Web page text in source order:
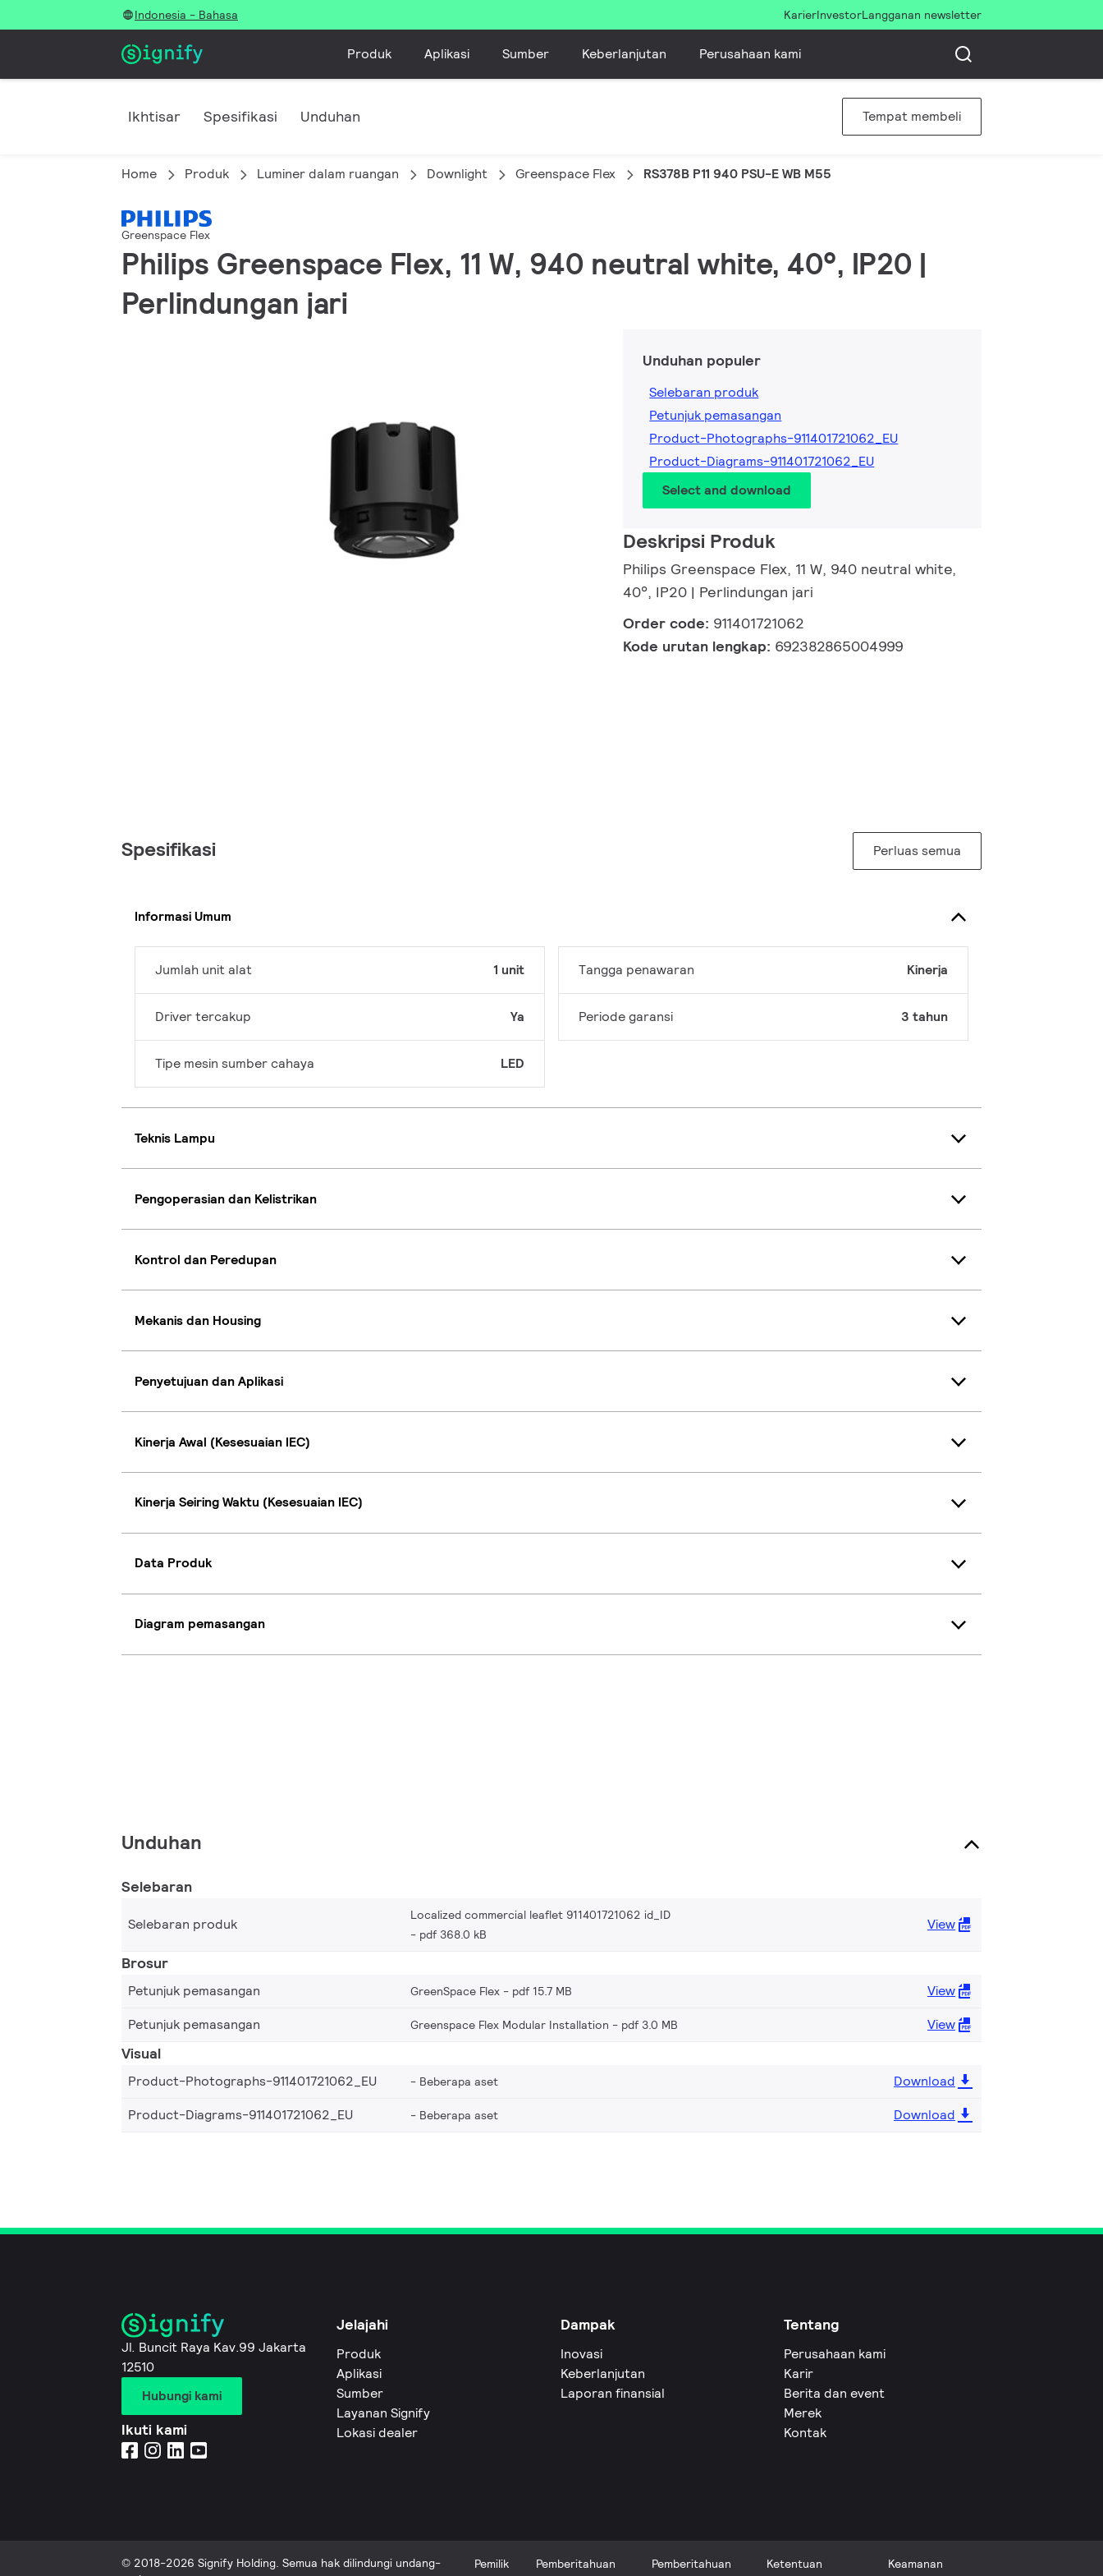
Indonesia - Bahasa KarierInvestorLangganan newsletter
Produk Aplikasi Sumber Keberlanjutan Perusahaan kami
Ikhtisar Spesifikasi Unduhan Tempat membeli
Home Produk Luminer dalam ruangan Downlight Greenspace Flex RS378B P11 940 PSU-E WB M55
Greenspace Flex
Philips Greenspace Flex, 11 W, 940 neutral white, 40°, IP20 |
Perlindungan jari
Unduhan populer
Selebaran produk
Petunjuk pemasangan
Product-Photographs-911401721062_EU
Product-Diagrams-911401721062_EU
Select and download
Deskripsi Produk
Philips Greenspace Flex, 11 W, 940 neutral white,
40°, IP20 | Perlindungan jari
Order code: 911401721062
Kode urutan lengkap: 692382865004999
Spesifikasi Perluas semua
Informasi Umum
Jumlah unit alat 1 unit
Driver tercakup Ya
Tipe mesin sumber cahaya LED
Tangga penawaran Kinerja
Periode garansi 3 tahun
Teknis Lampu
Pengoperasian dan Kelistrikan
Kontrol dan Peredupan
Mekanis dan Housing
Penyetujuan dan Aplikasi
Kinerja Awal (Kesesuaian IEC)
Kinerja Seiring Waktu (Kesesuaian IEC)
Data Produk
Diagram pemasangan
Unduhan
Selebaran
Selebaran produk
Localized commercial leaflet 911401721062 id_ID
pdf 368.0 kB
View
Brosur
Petunjuk pemasangan GreenSpace Flex pdf 15.7 MB
View
Petunjuk pemasangan
Greenspace Flex Modular Installation pdf 3.0 MB View
Visual
Product-Photographs-911401721062_EU Beberapa aset
Download
Product-Diagrams-911401721062_EU
Beberapa aset Download
Jl. Buncit Raya Kav.99 Jakarta
12510
Hubungi kami
Ikuti kami
Jelajahi
Produk
Aplikasi
Sumber
Layanan Signify
Lokasi dealer
Dampak
Inovasi
Keberlanjutan
Laporan finansial
Tentang
Perusahaan kami
Karir
Berita dan event
Merek
Kontak
© 2018-2026 Signify Holding. Semua hak dilindungi undang-
Pemilik
Pemberitahuan
Pemberitahuan
Ketentuan
Keamanan